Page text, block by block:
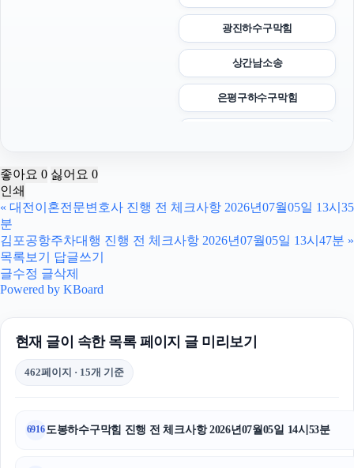
광진하수구막힘
상간남소송
은평구하수구막힘
용인하수구막힘
용인이혼변호사
상간녀위자료
좋아요 0 싫어요 0
인쇄
« 대전이혼전문변호사 진행 전 체크사항 2026년07월05일 13시35
분
김포공항주차대행 진행 전 체크사항 2026년07월05일 13시47분 »
목록보기
답글쓰기
글수정 글삭제
Powered by KBoard
현재 글이 속한 목록 페이지 글 미리보기
462페이지 · 15개 기준
6916 도봉하수구막힘 진행 전 체크사항 2026년07월05일 14시53분